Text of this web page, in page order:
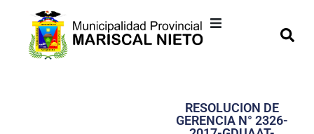
Transparencia
RESOLUCION DE
GERENCIA N° 2326-